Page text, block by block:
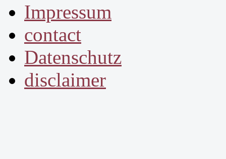
Impressum
contact
Datenschutz
disclaimer